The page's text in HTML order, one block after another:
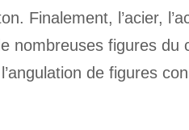
Finalement, l’acier,
nombreuses figures du
de figures